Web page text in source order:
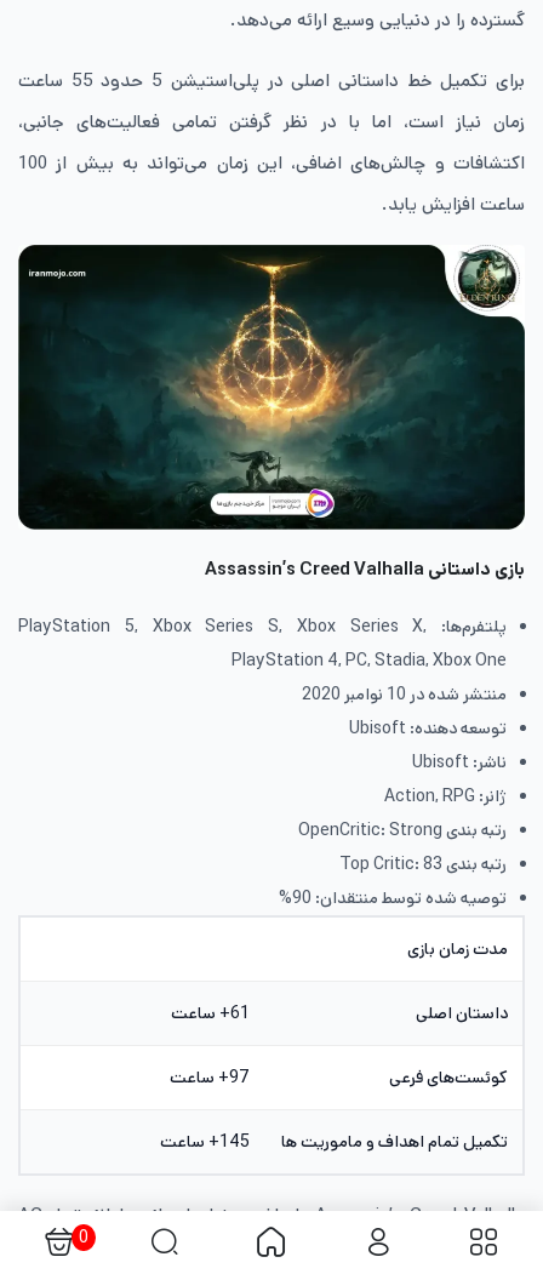
گسترده را در دنیایی وسیع ارائه می‌دهد.
برای تکمیل خط داستانی اصلی در پلی‌استیشن 5 حدود 55 ساعت
زمان نیاز است، اما با در نظر گرفتن تمامی فعالیت‌های جانبی،
اکتشافات و چالش‌های اضافی، این زمان می‌تواند به بیش از 100
ساعت افزایش یابد.
بازی داستانیAssassin’s Creed Valhalla
پلتفرم‌ها: PlayStation 5, Xbox Series S, Xbox Series X,
PlayStation 4, PC, Stadia, Xbox One
منتشر شده در 10 نوامبر 2020
توسعه دهنده: Ubisoft
ناشر: Ubisoft
ژانر: Action, RPG
رتبه بندی OpenCritic: Strong
رتبه بندی Top Critic: 83
توصیه شده توسط منتقدان: 90%
مدت زمان بازی
داستان اصلی 61+ ساعت
کوئست‌های فرعی 97+ ساعت
تکمیل تمام اهداف و ماموریت ها 145+ ساعت
Assassin’s Creed Valhalla با داشتن خط داستانی طولانی‌تر از AC
Odyssey، یکی از گسترده‌ترین تجربه‌های این مجموعه را ارائه می‌دهد.
0